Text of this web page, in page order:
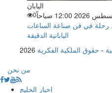
اليابان
0
رحلة في فن صناعة الساعات
اليابانية الدقيقة
2026
-
من نحن
اخبار الخليج